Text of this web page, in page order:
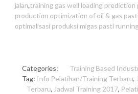
jalan,training gas well loading prediction
production optimization of oil & gas
optimalisasi produksi migas pasti
Categories:
Training Based
Tag: Info Pelatihan/Training Terbaru,
Terbaru, Jadwal Training 2017,